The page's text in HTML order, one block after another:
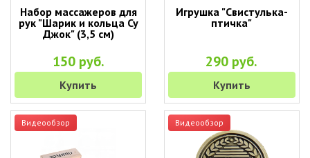
Набор массажеров для
рук "Шарик и кольца Су
Джок" (3,5 см)
150 руб.
Купить
Игрушка "Свистулька-
птичка"
290 руб.
Купить
Видеообзор Видеообзор